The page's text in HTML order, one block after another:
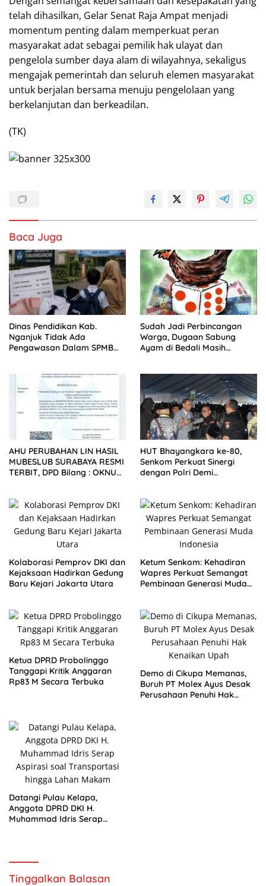
telah dihasilkan, Gelar Senat Raja Ampat menjadi
momentum penting dalam memperkuat peran
masyarakat adat sebagai pemilik hak ulayat dan
pengelola sumber daya alam di wilayahnya, sekaligus
mengajak pemerintah dan seluruh elemen masyarakat
untuk berjalan bersama menuju pengelolaan yang
berkelanjutan dan berkeadilan.
(TK)
Baca Juga
Dinas Pendidikan Kab.
Nganjuk Tidak Ada
Pengawasan Dalam SPMB
Sudah Jadi Perbincangan
Warga, Dugaan Sabung
Ayam di Bedali Masih
AHU PERUBAHAN LIN HASIL
MUBESLUB SURABAYA RESMI
TERBIT, DPD Bilang : OKNUM
HUT Bhayangkara ke-80,
Senkom Perkuat Sinergi
dengan Polri Demi
Kolaborasi Pemprov DKI dan
Kejaksaan Hadirkan Gedung
Baru Kejari Jakarta Utara
Ketum Senkom: Kehadiran
Wapres Perkuat Semangat
Pembinaan Generasi Muda
Ketua DPRD Probolinggo
Tanggapi Kritik Anggaran
Rp83 M Secara Terbuka
Demo di Cikupa Memanas,
Buruh PT Molex Ayus Desak
Perusahaan Penuhi Hak
Datangi Pulau Kelapa,
Anggota DPRD DKI H.
Muhammad Idris Serap
Tinggalkan Balasan